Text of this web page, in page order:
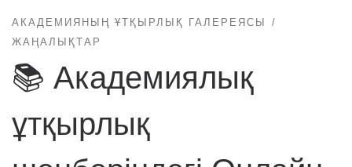
АКАДЕМИЯНЫҢ ҰТҚЫРЛЫҚ ГАЛЕРЕЯСЫ
ЖАҢАЛЫҚТАР
📚 Академиялық
ұтқырлық